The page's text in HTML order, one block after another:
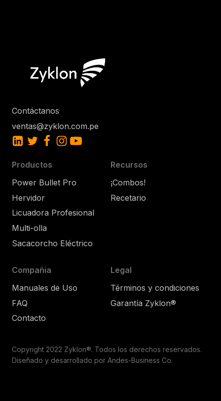
Contáctanos
ventas@zyklon.com.pe
Productos
Power Bullet Pro
Hervidor
Licuadora Profesional
Multi-olla
Sacacorcho Eléctrico
Recursos
¡Combos!
Recetario
Compañia
Manuales de Uso
FAQ
Contacto
Legal
Términos y condiciones
Garantía Zyklon®
Copyright 2022 Zyklon®. Todos los derechos reservados.
Diseñado y desarrollado por Andes-Business Co.